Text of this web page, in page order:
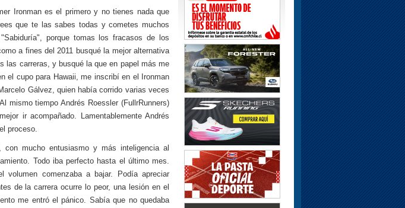
Ironman es el primero y no tienes nada que
que te las sabes todas y cometes muchos
porque tomas los fracasos de los
a fines del 2011 busqué la mejor alternativa
las carreras, y busqué la que en papel más me
el cupo para Hawaii, me inscribí en el Ironman
Gálvez, quien había corrido varias veces
tiempo Andrés Roessler (FullrRunners)
ir acompañado. Lamentablemente Andrés
proceso.
mucho entusiasmo y más inteligencia al
Todo iba perfecto hasta el último mes.
comenzaba a bajar. Podía apreciar
de la carrera ocurre lo peor, una lesión en el
me entró el pánico. Sabía que no quedaba